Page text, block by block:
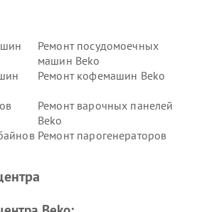
Ремонт посудомоечных
машин Beko
Ремонт кофемашин Beko
Ремонт варочных панелей
Beko
Ремонт парогенераторов
Beko Ремонт морозильных камер